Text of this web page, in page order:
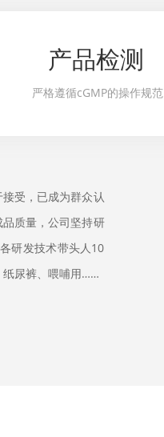
产品检测
严格遵循cGMP的操作规范
受，已成为群众认
质量，公司坚持研
研发技术带头人10
纸尿裤、喂哺用……